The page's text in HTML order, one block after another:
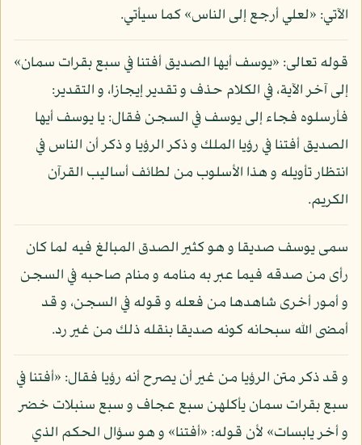
الآتي: «لعلي أرجع إلى الناس» كما سيأتي.
قوله تعالى: «يوسف أيها الصديق أفتنا في سبع بقرات سمان»
إلى آخر الآية، في الكلام حذف و تقدير إيجازا، و التقدير:
فأرسلوه فجاء إلى يوسف في السجن فقال: يا يوسف أيها
الصديق أفتنا في رؤيا الملك و ذكر الرؤيا و ذكر أن الناس في
انتظار تأويله و هذا الأسلوب من لطائف أساليب القرآن
الكريم.
سمى يوسف صديقا و هو كثير الصدق المبالغ فيه لما كان
رأى من صدقه فيما عبر به منامه و منام صاحبه في السجن
و أمور أخرى شاهدها من فعله و قوله في السجن، و قد
أمضى الله سبحانه كونه صديقا بنقله ذلك من غير رد.
و قد ذكر متن الرؤيا من غير أن يصرح أنه رؤيا فقال: «أفتنا في
سبع بقرات سمان يأكلهن سبع عجاف و سبع سنبلات خضر
و أخر يابسات» لأن قوله: «أفتنا» و هو سؤال الحكم الذي